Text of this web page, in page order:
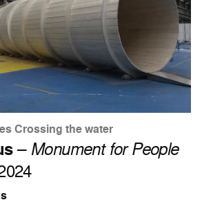
Crossing the water
– Monument for People